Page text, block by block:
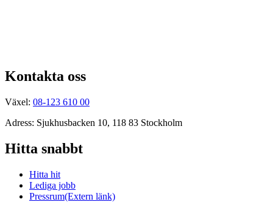
Kontakta oss
Växel: 08-123 610 00
Adress: Sjukhusbacken 10, 118 83 Stockholm
Hitta snabbt
Hitta hit
Lediga jobb
Pressrum(Extern länk)